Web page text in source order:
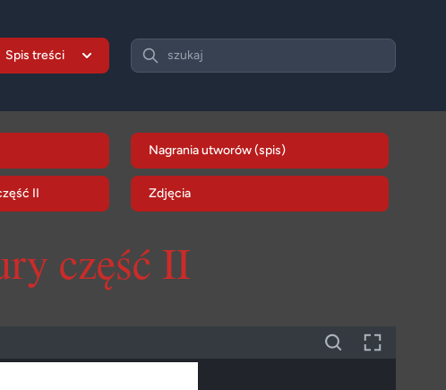
Spis treści
Search
szukaj
Nagrania utworów (spis)
II Zdjęcia
część II